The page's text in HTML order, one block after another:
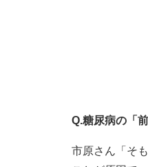
Q.糖尿病の「
市原さん「そ